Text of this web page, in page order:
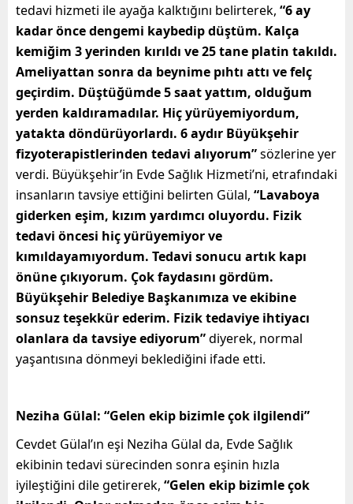
tedavi hizmeti ile ayağa kalktığını belirterek, “6 ay
kadar önce dengemi kaybedip düştüm. Kalça
kemiğim 3 yerinden kırıldı ve 25 tane platin takıldı.
Ameliyattan sonra da beynime pıhtı attı ve felç
geçirdim. Düştüğümde 5 saat yattım, olduğum
yerden kaldıramadılar. Hiç yürüyemiyordum,
yatakta döndürüyorlardı. 6 aydır Büyükşehir
fizyoterapistlerinden tedavi alıyorum”sözlerine yer
verdi. Büyükşehir’in Evde Sağlık Hizmeti’ni, etrafındaki
insanların tavsiye ettiğini belirten Gülal, “Lavaboya
giderken eşim, kızım yardımcı oluyordu. Fizik
tedavi öncesi hiç yürüyemiyor ve
kımıldayamıyordum. Tedavi sonucu artık kapı
önüne çıkıyorum. Çok faydasını gördüm.
Büyükşehir Belediye Başkanımıza ve ekibine
sonsuz teşekkür ederim. Fizik tedaviye ihtiyacı
olanlara da tavsiye ediyorum”diyerek, normal
yaşantısına dönmeyi beklediğini ifade etti.
Neziha Gülal: “Gelen ekip bizimle çok ilgilendi”
Cevdet Gülal’ın eşi Neziha Gülal da, Evde Sağlık
ekibinin tedavi sürecinden sonra eşinin hızla
iyileştiğini dile getirerek, “Gelen ekip bizimle çok